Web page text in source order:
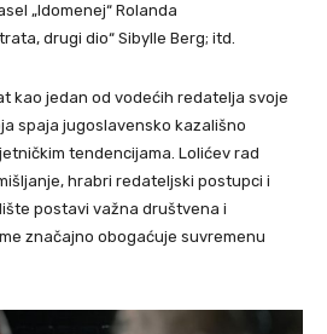
„Idomenej“ Rolanda
drugi dio“ Sibylle Berg; itd.
kao jedan od vodećih redatelja svoje
spaja jugoslavensko kazališno
tendencijama. Lolićev rad
hrabri redateljski postupci i
postavi važna društvena i
značajno obogaćuje suvremenu